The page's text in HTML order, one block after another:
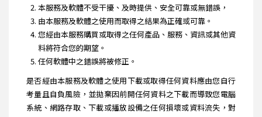
本服務及軟體不受干擾、及時提供、安全可靠或無錯誤，
由本服務及軟體之使用而取得之結果為正確或可靠。
您經由本服務購買或取得之任何產品、服務、資訊或其他資
料將符合您的期望。
任何軟體中之錯誤將被修正。
是否經由本服務及軟體之使用下載或取得任何資料應由您自行
考量且自負風險，並拋棄因前開任何資料之下載而導致您電腦
系統、網路存取、下載或播放設備之任何損壞或資料流失，對